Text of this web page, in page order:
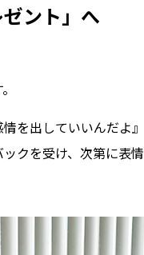
ント」へ
を出していいんだよ』
クを受け、次第に表情